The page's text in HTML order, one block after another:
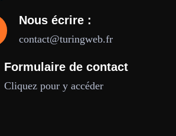
Nous écrire :
contact@turingweb.fr
Formulaire de contact
Cliquez pour y accéder